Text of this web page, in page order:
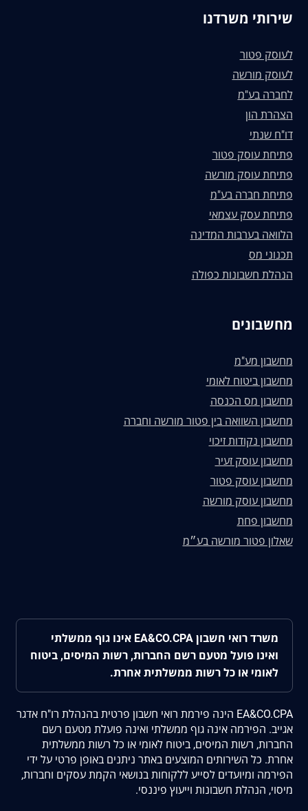
שירותי משרדנו
לעוסק פטור
לעוסק מורשה
לחברה בע"מ
הצהרת הון
דו"ח שנתי
פתיחת עוסק פטור
פתיחת עוסק מורשה
פתיחת חברה בע"מ
פתיחת עסק עצמאי
הלוואה בערבות המדינה
תכנוני מס
הנהלת חשבונות כפולה
מחשבונים
מחשבון מע"מ
מחשבון ביטוח לאומי
מחשבון מס הכנסה
מחשבון השוואה בין פטור מורשה וחברה
מחשבון נקודות זיכוי
מחשבון עוסק זעיר
מחשבון עוסק פטור
מחשבון עוסק מורשה
מחשבון פחת
שאלון פטור מורשה בע״מ
משרד רואי חשבון EA&CO.CPA אינו גוף ממשלתי
ואינו פועל מטעם רשם החברות, רשות המיסים, ביטוח
לאומי או כל רשות ממשלתית אחרת.
EA&CO.CPA הינה פירמת רואי חשבון פרטית בהנהלת רו"ח אדגר
אגייב. הפירמה אינה גוף ממשלתי ואינה פועלת מטעם רשם
החברות, רשות המיסים, ביטוח לאומי או כל רשות ממשלתית
אחרת. כל השירותים המוצעים באתר ניתנים באופן פרטי על ידי
הפירמה ומיועדים לסייע ללקוחות בנושאי הקמת עסקים וחברות,
מיסוי, הנהלת חשבונות וייעוץ פיננסי.